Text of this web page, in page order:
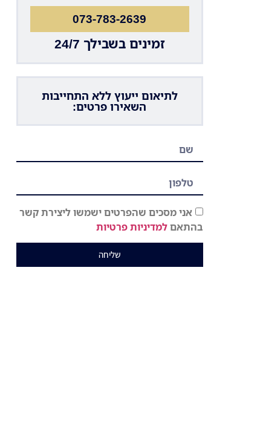
073-783-2639
זמינים בשבילך 24/7
לתיאום ייעוץ ללא התחייבות
השאירו פרטים:
אני מסכים שהפרטים ישמשו ליצירת קשר
בהתאםלמדיניות פרטיות
שליחה